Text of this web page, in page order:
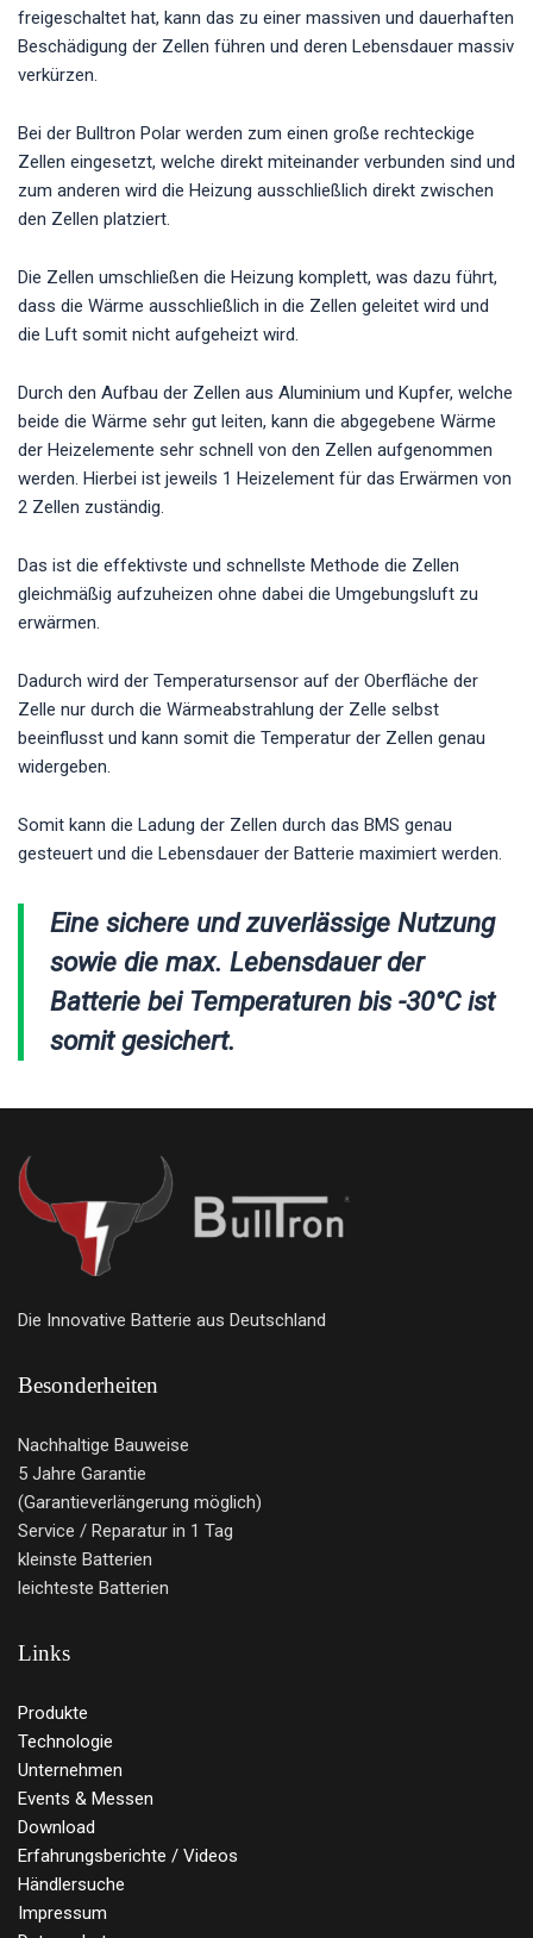
freigeschaltet hat, kann das zu einer massiven und dauerhaften
Beschädigung der Zellen führen und deren Lebensdauer massiv
verkürzen.
Bei der Bulltron Polar werden zum einen große rechteckige
Zellen eingesetzt, welche direkt miteinander verbunden sind und
zum anderen wird die Heizung ausschließlich direkt zwischen
den Zellen platziert.
Die Zellen umschließen die Heizung komplett, was dazu führt,
dass die Wärme ausschließlich in die Zellen geleitet wird und
die Luft somit nicht aufgeheizt wird.
Durch den Aufbau der Zellen aus Aluminium und Kupfer, welche
beide die Wärme sehr gut leiten, kann die abgegebene Wärme
der Heizelemente sehr schnell von den Zellen aufgenommen
werden. Hierbei ist jeweils 1 Heizelement für das Erwärmen von
2 Zellen zuständig.
Das ist die effektivste und schnellste Methode die Zellen
gleichmäßig aufzuheizen ohne dabei die Umgebungsluft zu
erwärmen.
Dadurch wird der Temperatursensor auf der Oberfläche der
Zelle nur durch die Wärmeabstrahlung der Zelle selbst
beeinflusst und kann somit die Temperatur der Zellen genau
widergeben.
Somit kann die Ladung der Zellen durch das BMS genau
gesteuert und die Lebensdauer der Batterie maximiert werden.
Eine sichere und zuverlässige Nutzung
sowie die max. Lebensdauer der
Batterie bei Temperaturen bis -30°C ist
somit gesichert.
Die Innovative Batterie aus Deutschland
Besonderheiten
Nachhaltige Bauweise
5 Jahre Garantie
(Garantieverlängerung möglich)
Service / Reparatur in 1 Tag
kleinste Batterien
leichteste Batterien
Links
Produkte
Technologie
Unternehmen
Events & Messen
Download
Erfahrungsberichte / Videos
Händlersuche
Impressum